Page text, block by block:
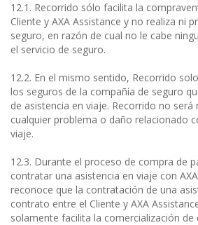
12.1. Recorrido sólo facilita la
Cliente y AXA Assistance y no realiza ni
seguro, en razón de cual no le cabe
el servicio de seguro.
12.2. En el mismo sentido, Recorrido
los seguros de la compañía de seguro
de asistencia en viaje. Recorrido no será
cualquier problema o daño relacionado
viaje.
12.3. Durante el proceso de compra de
contratar una asistencia en viaje con
reconoce que la contratación de una
contrato entre el Cliente y AXA
solamente facilita la comercialización